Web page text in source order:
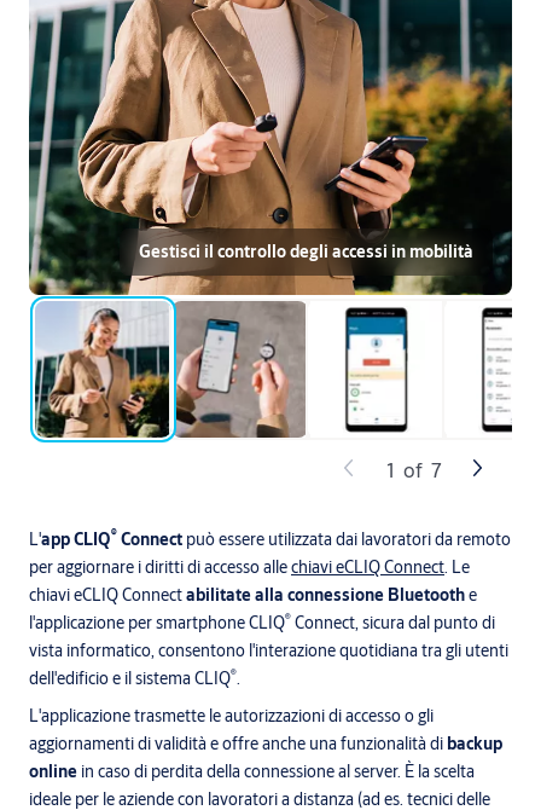
L'app CLIQ® Connect può essere utilizzata dai lavoratori da remoto
per aggiornare i diritti di accesso allechiavi eCLIQ Connect. Le
chiavi eCLIQ Connectabilitate alla connessione Bluetoothe
l'applicazione per smartphone CLIQ® Connect, sicura dal punto di
vista informatico, consentono l'interazione quotidiana tra gli utenti
dell'edificio e il sistema CLIQ®.
L'applicazione trasmette le autorizzazioni di accesso o gli
aggiornamenti di validità e offre anche una funzionalità di backup
online in caso di perdita della connessione al server. È la scelta
ideale per le aziende con lavoratori a distanza (ad es. tecnici delle
Gestisci il controllo degli accessi in mobilità
1 of 7